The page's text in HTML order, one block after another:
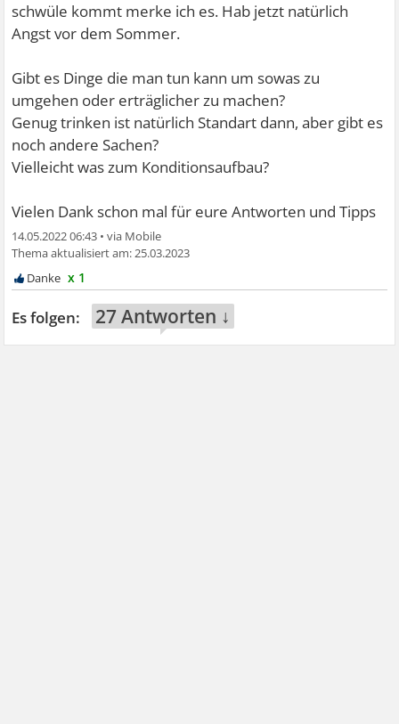
schwüle kommt merke ich es. Hab jetzt natürlich
Angst vor dem Sommer.
Gibt es Dinge die man tun kann um sowas zu
umgehen oder erträglicher zu machen?
Genug trinken ist natürlich Standart dann, aber gibt es
noch andere Sachen?
Vielleicht was zum Konditionsaufbau?
Vielen Dank schon mal für eure Antworten und Tipps
14.05.2022 06:43 •
25.03.2023
x 1
27 Antworten ↓